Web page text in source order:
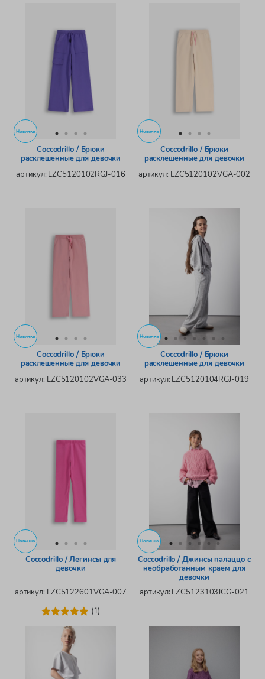
Новинка
Coccodrillo / Брюки
расклешенные для девочки
артикул: LZC5120102RGJ-016
Новинка
Coccodrillo / Брюки
расклешенные для девочки
артикул: LZC5120102VGA-002
Новинка
Coccodrillo / Брюки
расклешенные для девочки
артикул: LZC5120102VGA-033
Новинка
Coccodrillo / Брюки
расклешенные для девочки
артикул: LZC5120104RGJ-019
Новинка
Coccodrillo / Легинсы для
девочки
артикул: LZC5122601VGA-007
(1)
Новинка
Coccodrillo / Джинсы палаццо с
необработанным краем для
девочки
артикул: LZC5123103JCG-021